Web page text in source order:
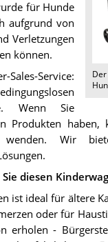
Der
für Hunde
aufgrund von
Verletzungen
können.
Service:
Wenn Sie
Produkten haben,
Wir
diesen
ist ideal für ältere
oder für
erholen -